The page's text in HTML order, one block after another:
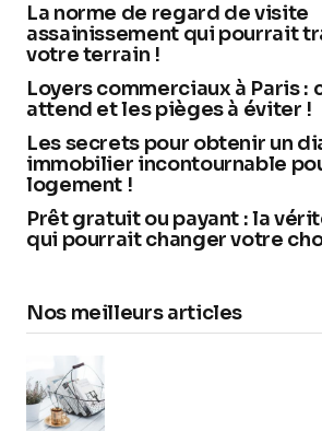
La norme de regard de visite
assainissement qui pourrait
votre terrain !
Loyers commerciaux à Paris :
attend et les pièges à éviter !
Les secrets pour obtenir un
immobilier incontournable
logement !
Prêt gratuit ou payant : la
qui pourrait changer votre
Nos meilleurs articles